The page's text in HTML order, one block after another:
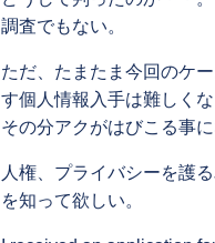
調査でもない。
ただ、たまたま今回のケ
す個人情報入手は難しくな
その分アクがはびこる事
人権、プライバシーを護
を知って欲しい。